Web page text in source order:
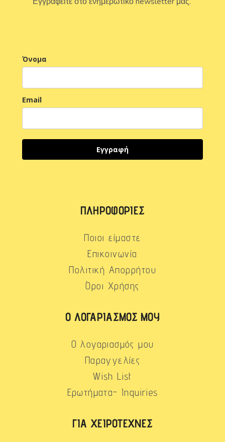
Όνομα
Email
Εγγραφή
ΠΛΗΡΟΦΟΡΊΕΣ
Ποιοι είμαστε
Επικοινωνία
Πολιτική Απορρήτου
Όροι Χρήσης
Ο ΛΟΓΑΡΙΑΣΜΌΣ ΜΟΥ
Ο λογαριασμός μου
Παραγγελίες
Wish List
Ερωτήματα- Inquiries
ΓΙΑ ΧΕΙΡΟΤΈΧΝΕΣ